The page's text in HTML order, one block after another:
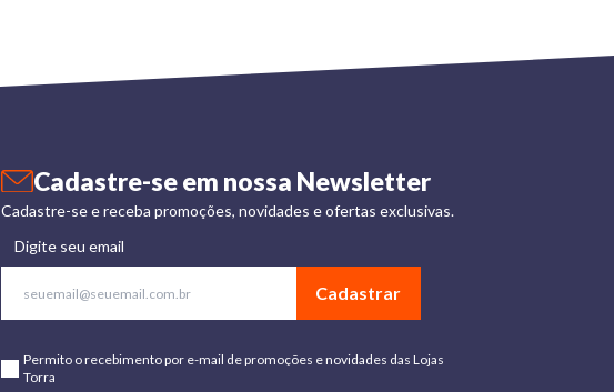
Cadastre-se em nossa Newsletter
Cadastre-se e receba promoções, novidades e ofertas exclusivas.
Digite seu email
Cadastrar
Permito o recebimento por e-mail de promoções e novidades das Lojas
Torra